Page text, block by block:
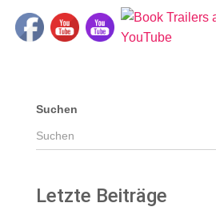
Suchen
Letzte Beiträge